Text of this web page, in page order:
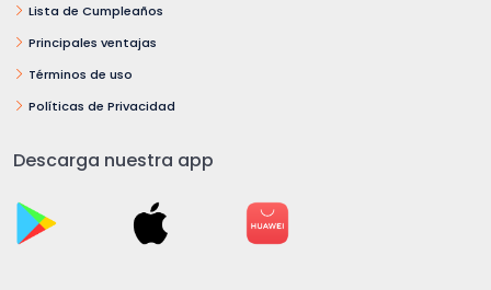
Lista de Cumpleaños
Principales ventajas
Términos de uso
Políticas de Privacidad
Descarga nuestra app